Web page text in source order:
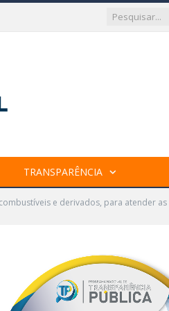
TRANSPARÊNCIA
combustíveis e derivados, para atender as